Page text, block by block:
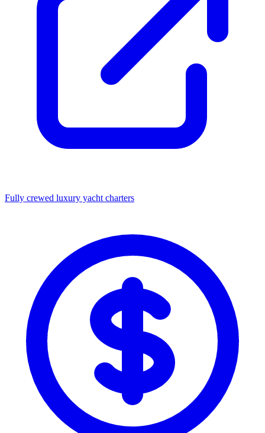
Fully crewed luxury yacht charters